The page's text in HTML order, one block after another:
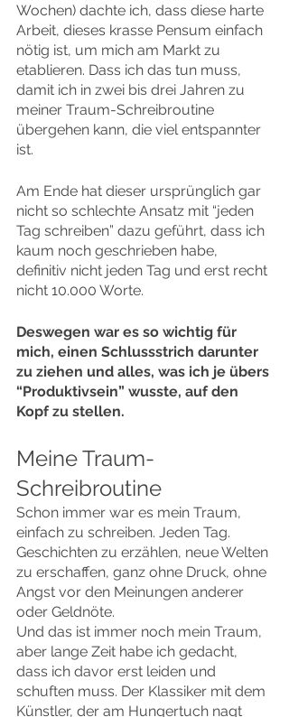
Wochen) dachte ich, dass diese harte
Arbeit, dieses krasse Pensum einfach
nötig ist, um mich am Markt zu
etablieren. Dass ich das tun muss,
damit ich in zwei bis drei Jahren zu
meiner Traum-Schreibroutine
übergehen kann, die viel entspannter
ist.
Am Ende hat dieser ursprünglich gar
nicht so schlechte Ansatz mit “jeden
Tag schreiben” dazu geführt, dass ich
kaum noch geschrieben habe,
definitiv nicht jeden Tag und erst recht
nicht 10.000 Worte.
Deswegen war es so wichtig für
mich, einen Schlussstrich darunter
zu ziehen und alles, was ich je übers
“Produktivsein” wusste, auf den
Kopf zu stellen.
Meine Traum-
Schreibroutine
Schon immer war es mein Traum,
einfach zu schreiben. Jeden Tag.
Geschichten zu erzählen, neue Welten
zu erschaffen, ganz ohne Druck, ohne
Angst vor den Meinungen anderer
oder Geldnöte.
Und das ist immer noch mein Traum,
aber lange Zeit habe ich gedacht,
dass ich davor erst leiden und
schuften muss. Der Klassiker mit dem
Künstler, der am Hungertuch nagt